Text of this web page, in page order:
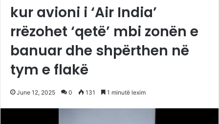
kur avioni i ‘Air India’
rrëzohet ‘qetë’ mbi zonën e
banuar dhe shpërthen në
tym e flakë
June 12, 2025 0 131 1 minutë lexim